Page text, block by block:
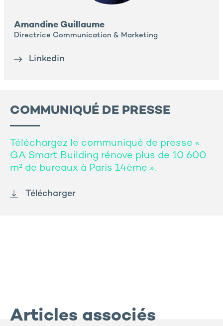
COMMUNIQUÉ DE PRESSE
Téléchargez le communiqué de presse «
GA Smart Building rénove plus de 10 600
m² de bureaux à Paris 14ème ».
Télécharger
Amandine Guillaume
Directrice Communication & Marketing
Linkedin
Articles associés